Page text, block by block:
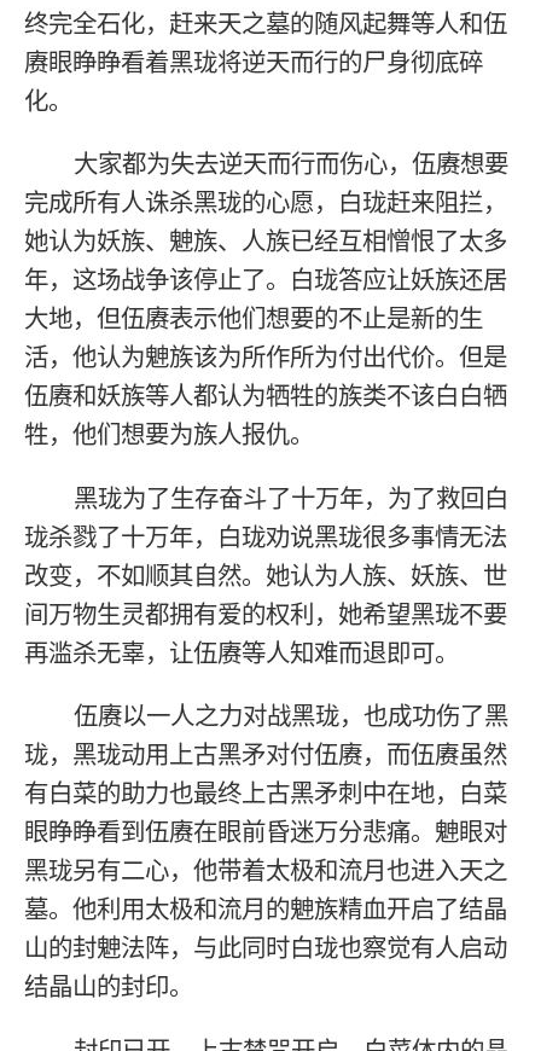
终完全石化，赶来天之墓的随风起舞等人和伍
赓眼睁睁看着黑珑将逆天而行的尸身彻底碎
化。
大家都为失去逆天而行而伤心，伍赓想要
完成所有人诛杀黑珑的心愿，白珑赶来阻拦，
她认为妖族、䰠族、人族已经互相憎恨了太多
年，这场战争该停止了。白珑答应让妖族还居
大地，但伍赓表示他们想要的不止是新的生
活，他认为䰠族该为所作所为付出代价。但是
伍赓和妖族等人都认为牺牲的族类不该白白牺
牲，他们想要为族人报仇。
黑珑为了生存奋斗了十万年，为了救回白
珑杀戮了十万年，白珑劝说黑珑很多事情无法
改变，不如顺其自然。她认为人族、妖族、世
间万物生灵都拥有爱的权利，她希望黑珑不要
再滥杀无辜，让伍赓等人知难而退即可。
伍赓以一人之力对战黑珑，也成功伤了黑
珑，黑珑动用上古黑矛对付伍赓，而伍赓虽然
有白菜的助力也最终上古黑矛刺中在地，白菜
眼睁睁看到伍赓在眼前昏迷万分悲痛。䰠眼对
黑珑另有二心，他带着太极和流月也进入天之
墓。他利用太极和流月的䰠族精血开启了结晶
山的封䰠法阵，与此同时白珑也察觉有人启动
结晶山的封印。